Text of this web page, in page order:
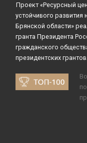
Проект «Ресурсный
устойчивого
Брянской области»
гранта Президента
гражданского
президентских грантов.